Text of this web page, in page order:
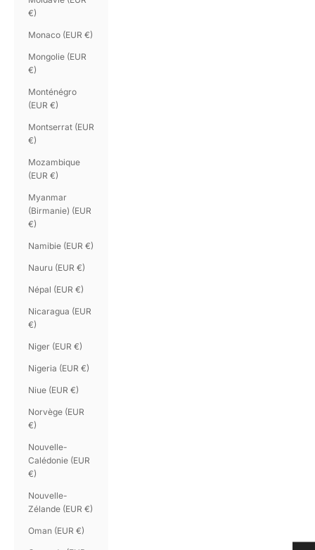
€)
Monaco (EUR €)
Mongolie (EUR
€)
Monténégro
(EUR €)
Montserrat (EUR
€)
Mozambique
(EUR €)
Myanmar
(Birmanie) (EUR
€)
Namibie (EUR €)
Nauru (EUR €)
Népal (EUR €)
Nicaragua (EUR
€)
Niger (EUR €)
Nigeria (EUR €)
Niue (EUR €)
Norvège (EUR
€)
Nouvelle-
Calédonie (EUR
€)
Nouvelle-
Zélande (EUR €)
Oman (EUR €)